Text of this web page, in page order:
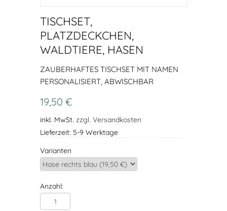
TISCHSET,
PLATZDECKCHEN,
WALDTIERE, HASEN
ZAUBERHAFTES TISCHSET MIT NAMEN
PERSONALISIERT, ABWISCHBAR
19,50 €
inkl. MwSt. zzgl. Versandkosten
Lieferzeit: 5-9 Werktage
Varianten
Anzahl: